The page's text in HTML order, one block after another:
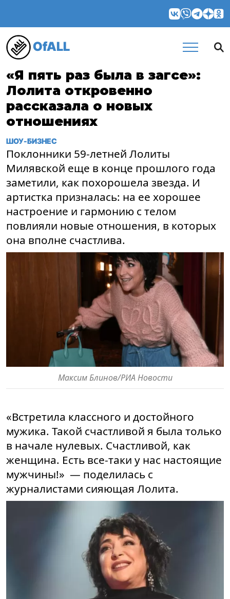
OfALL
«Я пять раз была в загсе»:
Лолита откровенно
рассказала о новых
отношениях
ШОУ-БИЗНЕС
Поклонники 59-летней Лолиты
Милявской еще в конце прошлого года
заметили, как похорошела звезда. И
артистка призналась: на ее хорошее
настроение и гармонию с телом
повлияли новые отношения, в которых
она вполне счастлива.
Максим Блинов/РИА Новости
«Встретила классного и достойного
мужика. Такой счастливой я была только
в начале нулевых. Счастливой, как
женщина. Есть все-таки у нас настоящие
мужчины!» — поделилась с
журналистами сияющая Лолита.